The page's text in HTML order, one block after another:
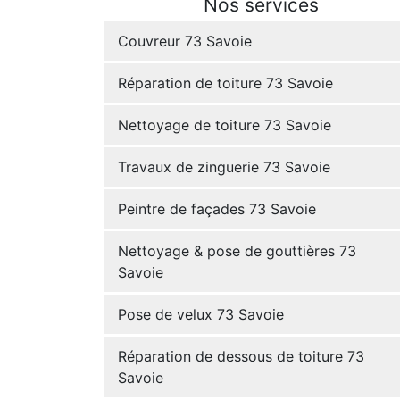
Nos services
Couvreur 73 Savoie
Réparation de toiture 73 Savoie
Nettoyage de toiture 73 Savoie
Travaux de zinguerie 73 Savoie
Peintre de façades 73 Savoie
Nettoyage & pose de gouttières 73
Savoie
Pose de velux 73 Savoie
Réparation de dessous de toiture 73
Savoie